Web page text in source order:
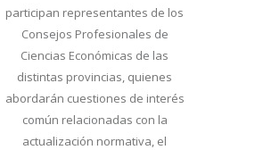
participan representantes de los
Consejos Profesionales de
Ciencias Económicas de las
distintas provincias, quienes
abordarán cuestiones de interés
común relacionadas con la
actualización normativa, el